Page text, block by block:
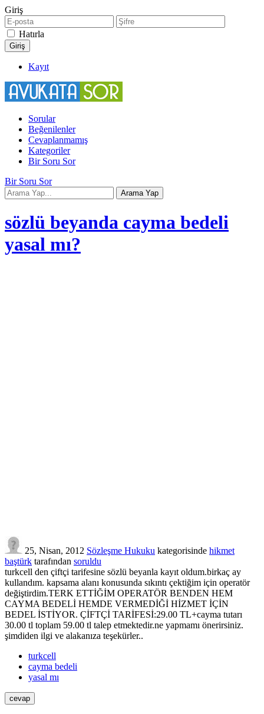
Giriş
Hatırla
Kayıt
Sorular
Beğenilenler
Cevaplanmamış
Kategoriler
Bir Soru Sor
Bir Soru Sor
sözlü beyanda cayma bedeli
yasal mı?
25, Nisan, 2012 Sözleşme Hukuku kategorisinde hikmet
baştürk tarafından soruldu
turkcell den çiftçi tarifesine sözlü beyanla kayıt oldum.birkaç ay
kullandım. kapsama alanı konusunda sıkıntı çektiğim için operatör
değiştirdim.TERK ETTİĞİM OPERATÖR BENDEN HEM
CAYMA BEDELİ HEMDE VERMEDİĞİ HİZMET İÇİN
BEDEL İSTİYOR. ÇİFTÇİ TARİFESİ:29.00 TL+cayma tutarı
30.00 tl toplam 59.00 tl talep etmektedir.ne yapmamı önerirsiniz.
şimdiden ilgi ve alakanıza teşekürler..
turkcell
cayma bedeli
yasal mı